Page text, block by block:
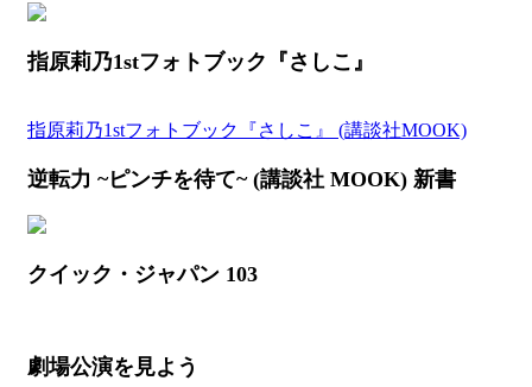
指原莉乃1stフォトブック『さしこ』
指原莉乃1stフォトブック『さしこ』 (講談社MOOK)
逆転力 ~ピンチを待て~ (講談社 MOOK) 新書
クイック・ジャパン 103
劇場公演を見よう